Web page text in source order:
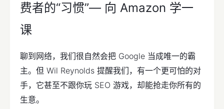
费者的“习惯”— 向 Amazon 学一
课
聊到网络，我们很自然会把 Google 当成唯一的霸
主。但 Wil Reynolds 提醒我们，有一个更可怕的对
手，它甚至不跟你玩 SEO 游戏，却能抢走你所有的
生意。